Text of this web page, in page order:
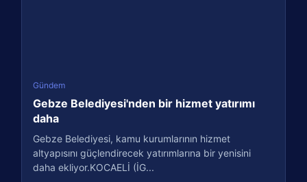
Gündem
Gebze Belediyesi'nden bir hizmet yatırımı
daha
Gebze Belediyesi, kamu kurumlarının hizmet
altyapısını güçlendirecek yatırımlarına bir yenisini
daha ekliyor.KOCAELİ (İG...